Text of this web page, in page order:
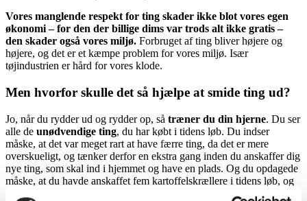
Vores manglende respekt for ting skader ikke blot vores egen
økonomi – for den der billige dims var trods alt ikke gratis –
den skader også vores miljø. Forbruget af ting bliver højere og
højere, og det er et kæmpe problem for vores miljø. Især
tøjindustrien er hård for vores klode.
Men hvorfor skulle det så hjælpe at smide ting ud?
Jo, når du rydder ud og rydder op, så træner du din hjerne. Du ser
alle de unødvendige ting, du har købt i tidens løb. Du indser
måske, at det var meget rart at have færre ting, da det er mere
overskueligt, og tænker derfor en ekstra gang inden du anskaffer dig
nye ting, som skal ind i hjemmet og have en plads. Og du opdagede
måske, at du havde anskaffet fem kartoffelskrællere i tidens løb, og